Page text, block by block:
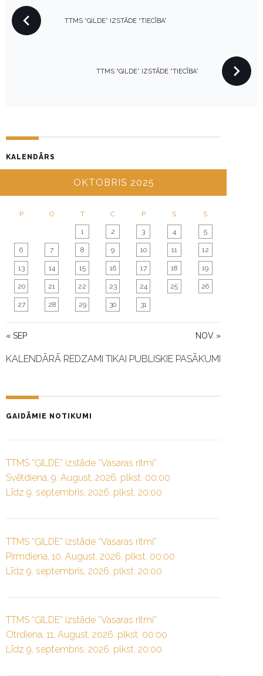
P
O
G
A
T
O
N
TTMS “GILDE” IZSTĀDE “TIECĪBA”
TTMS “GILDE” IZSTĀDE “TIECĪBA”
KALENDĀRS
OKTOBRIS 2025
P O T C P S S
« SEP NOV »
1 2 3 4 5
6 7 8 9 10 11 12
13 14 15 16 17 18 19
20 21 22 23 24 25 26
27 28 29 30 31
KALENDĀRĀ REDZAMI TIKAI PUBLISKIE PASĀKUMI
GAIDĀMIE NOTIKUMI
TTMS “ĢILDE” izstāde “Vasaras ritmi”
Svētdiena, 9. August, 2026. plkst. 00:00
Līdz 9. septembris, 2026. plkst. 20:00
TTMS “ĢILDE” izstāde “Vasaras ritmi”
Pirmdiena, 10. August, 2026. plkst. 00:00
Līdz 9. septembris, 2026. plkst. 20:00
TTMS “ĢILDE” izstāde “Vasaras ritmi”
Otrdiena, 11. August, 2026. plkst. 00:00
Līdz 9. septembris, 2026. plkst. 20:00